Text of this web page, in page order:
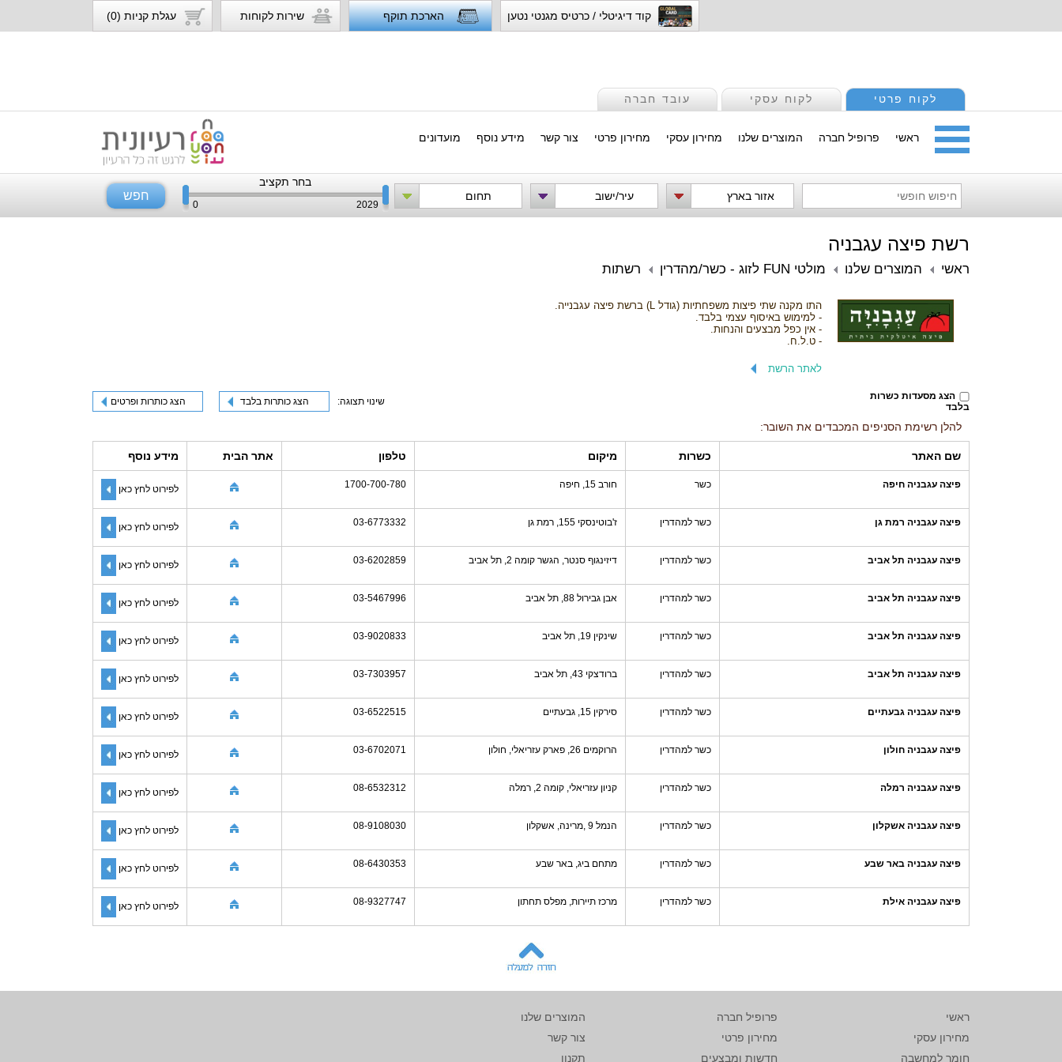
קוד דיגיטלי / כרטיס מגנטי נטען הארכת תוקף שירות לקוחות עגלת קניות (0)
לקוח פרטי לקוח עסקי עובד חברה
ראשי פרופיל חברה המוצרים שלנו מחירון עסקי מחירון פרטי צור קשר מידע נוסף מועדונים
אזור בארץ עיר/ישוב תחום
בחר תקציב
0 2029
חפש
רשת פיצה עגבניה
ראשי המוצרים שלנו מולטי FUN לזוג - כשר/מהדרין רשתות
התו מקנה שתי פיצות משפחתיות (גודל L) ברשת פיצה עגבנייה.
- למימוש באיסוף עצמי בלבד.
- אין כפל מבצעים והנחות.
- ט.ל.ח.
לאתר הרשת
הצג מסעדות כשרות
בלבד
שינוי תצוגה: הצג כותרות בלבד הצג כותרות ופרטים
להלן רשימת הסניפים המכבדים את השובר:
שם האתר כשרות מיקום טלפון אתר הבית מידע נוסף
פיצה עגבניה חיפה כשר חורב 15, חיפה 1700-700-780 לפירוט לחץ כאן
פיצה עגבניה רמת גן כשר למהדרין ז'בוטינסקי 155, רמת גן 03-6773332 לפירוט לחץ כאן
פיצה עגבניה תל אביב כשר למהדרין דיזינגוף סנטר, הגשר קומה 2, תל אביב 03-6202859 לפירוט לחץ כאן
פיצה עגבניה תל אביב כשר למהדרין אבן גבירול 88, תל אביב 03-5467996 לפירוט לחץ כאן
פיצה עגבניה תל אביב כשר למהדרין שינקין 19, תל אביב 03-9020833 לפירוט לחץ כאן
פיצה עגבניה תל אביב כשר למהדרין ברודצקי 43, תל אביב 03-7303957 לפירוט לחץ כאן
פיצה עגבניה גבעתיים כשר למהדרין סירקין 15, גבעתיים 03-6522515 לפירוט לחץ כאן
פיצה עגבניה חולון כשר למהדרין הרוקמים 26, פארק עזריאלי, חולון 03-6702071 לפירוט לחץ כאן
פיצה עגבניה רמלה כשר למהדרין קניון עזריאלי, קומה 2, רמלה 08-6532312 לפירוט לחץ כאן
פיצה עגבניה אשקלון כשר למהדרין הנמל 9 ,מרינה, אשקלון 08-9108030 לפירוט לחץ כאן
פיצה עגבניה באר שבע כשר למהדרין מתחם ביג, באר שבע 08-6430353 לפירוט לחץ כאן
פיצה עגבניה אילת כשר למהדרין מרכז תיירות, מפלס תחתון 08-9327747 לפירוט לחץ כאן
ראשי פרופיל חברה
המוצרים שלנו
מחירון עסקי
מחירון פרטי
צור קשר
חומר למחשבה
חדשות ומבצעים תקנון